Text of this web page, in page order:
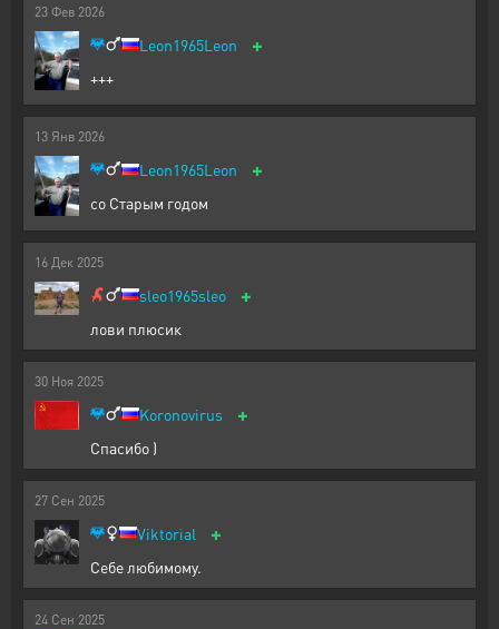
23 Фев 2026
Leon1965Leon +
+++
13 Янв 2026
Leon1965Leon +
со Старым годом
16 Дек 2025
sleo1965sleo +
лови плюсик
30 Ноя 2025
Koronovirus +
Спасибо )
27 Сен 2025
Viktorial +
Себе любимому.
24 Сен 2025